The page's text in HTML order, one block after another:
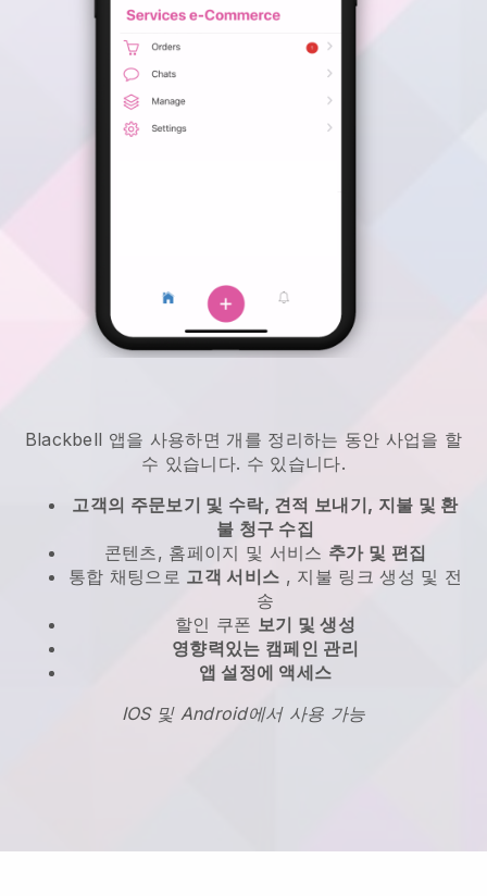
Blackbell 앱을 사용하면 개를 정리하는 동안 사업을 할
수 있습니다. 수 있습니다.
고객의 주문보기 및 수락, 견적 보내기, 지불 및 환
불 청구 수집
콘텐츠, 홈페이지 및 서비스 추가 및 편집
통합 채팅으로 고객 서비스 , 지불 링크 생성 및 전
송
할인 쿠폰 보기 및 생성
영향력있는 캠페인 관리
앱 설정에 액세스
IOS 및 Android에서 사용 가능